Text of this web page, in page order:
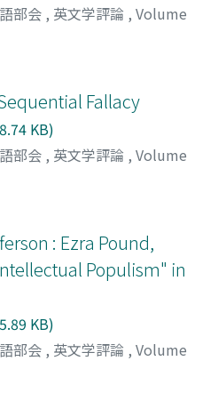
部会 , 英文学評論 , Volume
Fallacy
KB)
部会 , 英文学評論 , Volume
: Ezra Pound,
Populism" in
KB)
部会 , 英文学評論 , Volume